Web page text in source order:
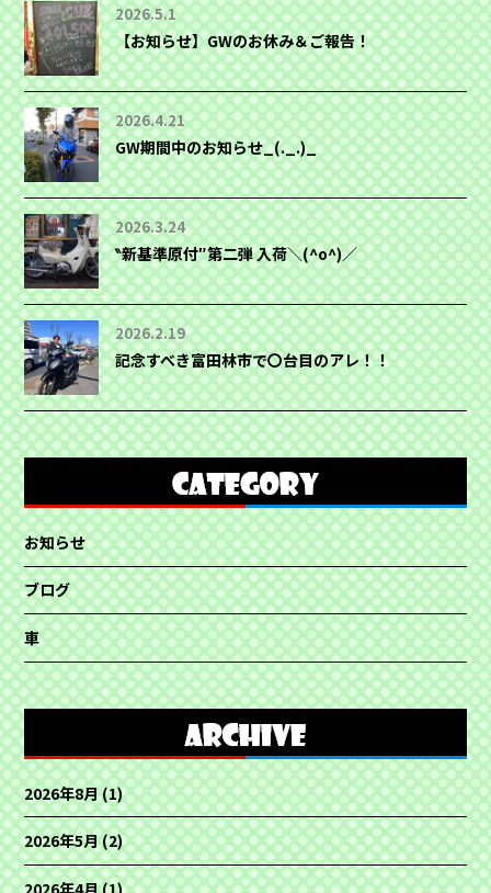
2026.5.1
【お知らせ】GWのお休み＆ご報告！
2026.4.21
GW期間中のお知らせ_(._.)_
2026.3.24
‶新基準原付″第二弾 入荷＼(^o^)／
2026.2.19
記念すべき富田林市で〇台目のアレ！！
お知らせ
ブログ
車
2026年8月(1)
2026年5月(2)
2026年4月(1)